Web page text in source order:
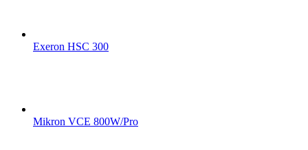
Exeron HSC 300
Mikron VCE 800W/Pro